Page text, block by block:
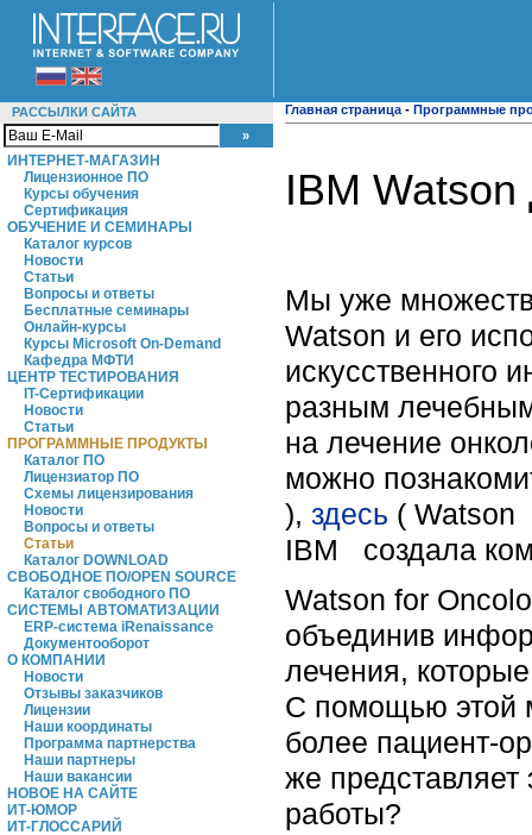
РАССЫЛКИ САЙТА
ИНТЕРНЕТ-МАГАЗИН
Лицензионное ПО
Курсы обучения
Сертификация
ОБУЧЕНИЕ И СЕМИНАРЫ
Каталог курсов
Новости
Статьи
Вопросы и ответы
Бесплатные семинары
Онлайн-курсы
Курсы Microsoft On-Demand
Кафедра МФТИ
ЦЕНТР ТЕСТИРОВАНИЯ
IT-Сертификации
Новости
Статьи
ПРОГРАММНЫЕ ПРОДУКТЫ
Каталог ПО
Лицензиатор ПО
Схемы лицензирования
Новости
Вопросы и ответы
Статьи
Каталог DOWNLOAD
СВОБОДНОЕ ПО/OPEN SOURCE
Каталог свободного ПО
СИСТЕМЫ АВТОМАТИЗАЦИИ
ERP-система iRenaissance
Документооборот
О КОМПАНИИ
Новости
Отзывы заказчиков
Лицензии
Наши координаты
Программа партнерства
Наши партнеры
Наши вакансии
НОВОЕ НА САЙТЕ
ИТ-ЮМОР
ИТ-ГЛОССАРИЙ
Главная страница - Программные
IBM Watson
Мы уже
Watson и его
искусственного
разным
на лечение
можно
), здесь ( Watson
IBM создала
Watson for
объединив
лечения,
С помощью этой
более пациент-
же представляет
работы?